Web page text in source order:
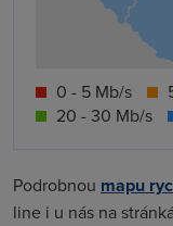
0 - 5 Mb/s
20 - 30 Mb/s
Podrobnou mapu
line i u nás na